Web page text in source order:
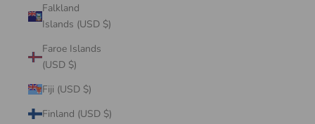
Falkland
Islands (USD $)
Faroe Islands
(USD $)
Fiji (USD $)
Finland (USD $)